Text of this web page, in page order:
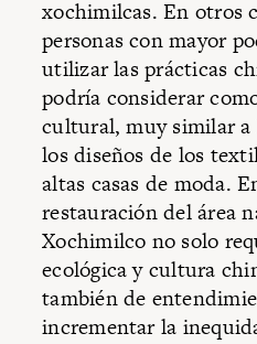
xochimilcas. En otros
personas con mayor
utilizar las prácticas
podría considerar
cultural, muy similar a
los diseños de los
altas casas de moda.
restauración del área
Xochimilco no solo
ecológica y cultura
también de
incrementar la